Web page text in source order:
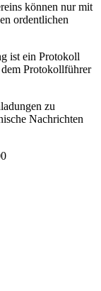
können nur mit
ordentlichen
ist ein Protokoll
Protokollführer
zu
Nachrichten